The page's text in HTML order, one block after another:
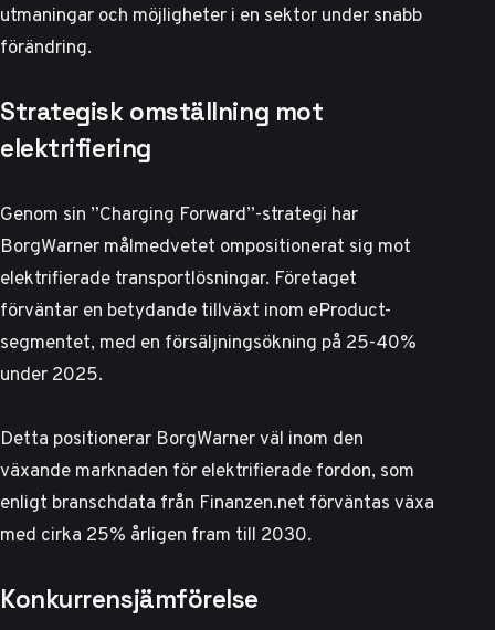
utmaningar och möjligheter i en sektor under snabb
förändring.
Strategisk omställning mot
elektrifiering
Genom sin ”Charging Forward”-strategi har
BorgWarner målmedvetet ompositionerat sig mot
elektrifierade transportlösningar. Företaget
förväntar en betydande tillväxt inom eProduct-
segmentet, med en försäljningsökning på 25-40%
under 2025.
Detta positionerar BorgWarner väl inom den
växande marknaden för elektrifierade fordon, som
enligt branschdata från Finanzen.net förväntas växa
med cirka 25% årligen fram till 2030.
Konkurrensjämförelse